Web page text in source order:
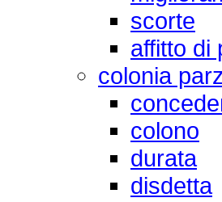
scorte
affitto di
colonia
colono
durata
disdetta